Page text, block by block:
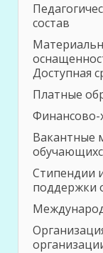
состав
Доступная
Платные
Финансово-
Вакантные
Стипендии
поддержки